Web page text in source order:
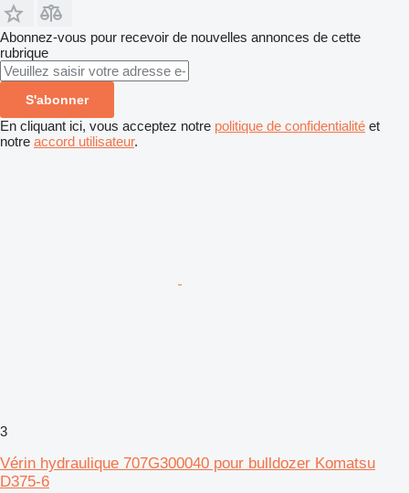
Abonnez-vous pour recevoir de nouvelles annonces de cette
rubrique
S'abonner
En cliquant ici, vous acceptez notre politique de confidentialité et
notre accord utilisateur.
3
Vérin hydraulique 707G300040 pour bulldozer Komatsu
D375-6